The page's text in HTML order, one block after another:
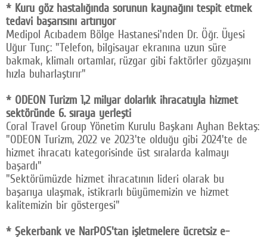
* Kuru göz hastalığında sorunun kaynağını tespit etmek
tedavi başarısını artırıyor
Medipol Acıbadem Bölge Hastanesi'nden Dr. Öğr. Üyesi
Uğur Tunç: "Telefon, bilgisayar ekranına uzun süre
bakmak, klimalı ortamlar, rüzgar gibi faktörler gözyaşını
hızla buharlaştırır"
* ODEON Turizm 1,2 milyar dolarlık ihracatıyla hizmet
sektöründe 6. sıraya yerleşti
Coral Travel Group Yönetim Kurulu Başkanı Ayhan Bektaş:
"ODEON Turizm, 2022 ve 2023'te olduğu gibi 2024'te de
hizmet ihracatı kategorisinde üst sıralarda kalmayı
başardı"
"Sektörümüzde hizmet ihracatının lideri olarak bu
başarıya ulaşmak, istikrarlı büyümemizin ve hizmet
kalitemizin bir göstergesi"
* Şekerbank ve NarPOS'tan işletmelere ücretsiz e-